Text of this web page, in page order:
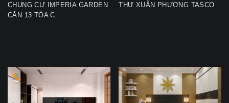
CHUNG CƯ IMPERIA GARDEN
CĂN 13 TÒA C
THỰ XUÂN PHƯƠNG TASCO